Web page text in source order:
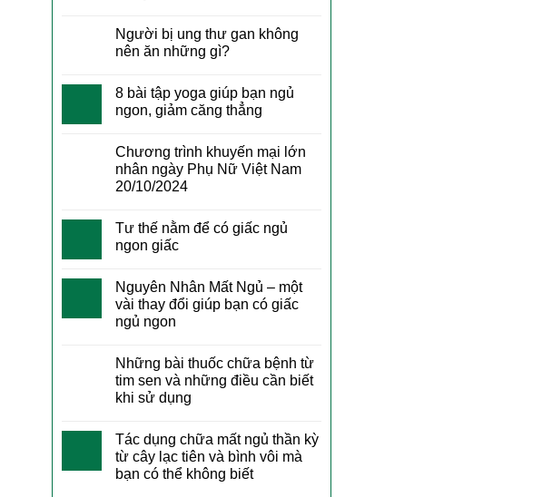
Người bị ung thư gan không
nên ăn những gì?
8 bài tập yoga giúp bạn ngủ
ngon, giảm căng thẳng
Chương trình khuyến mại lớn
nhân ngày Phụ Nữ Việt Nam
20/10/2024
Tư thế nằm để có giấc ngủ
ngon giấc
Nguyên Nhân Mất Ngủ – một
vài thay đổi giúp bạn có giấc
ngủ ngon
Những bài thuốc chữa bệnh từ
tim sen và những điều cần biết
khi sử dụng
Tác dụng chữa mất ngủ thần kỳ
từ cây lạc tiên và bình vôi mà
bạn có thể không biết